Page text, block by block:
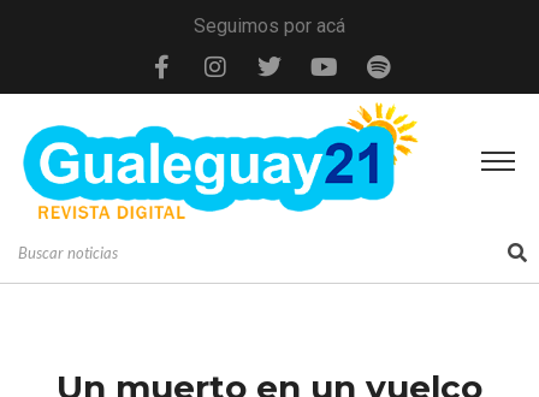
Seguimos por acá
Un muerto en un vuelco